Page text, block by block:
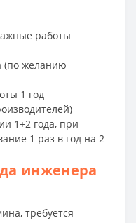
работы
(по желанию
1 год
1+2 года, при
1 раз в год на 2
инженера
требуется